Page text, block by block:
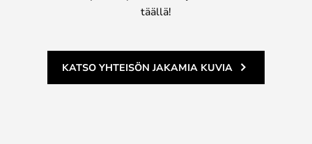
täällä!
KATSO YHTEISÖN JAKAMIA KUVIA